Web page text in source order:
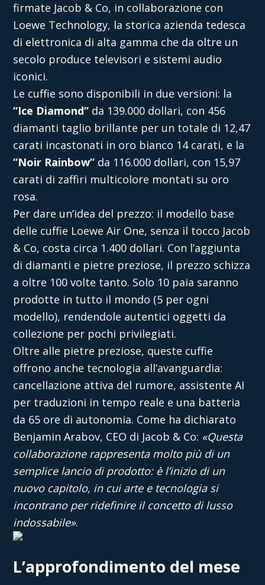
firmate Jacob & Co, in collaborazione con
Loewe Technology, la storica azienda tedesca
di elettronica di alta gamma che da oltre un
secolo produce televisori e sistemi audio
iconici.
Le cuffie sono disponibili in due versioni: la
“Ice Diamond” da 139.000 dollari, con 456
diamanti taglio brillante per un totale di 12,47
carati incastonati in oro bianco 14 carati, e la
“Noir Rainbow” da 116.000 dollari, con 15,97
carati di zaffiri multicolore montati su oro
rosa.
Per dare un’idea del prezzo: il modello base
delle cuffie Loewe Air One, senza il tocco Jacob
& Co, costa circa 1.400 dollari. Con l’aggiunta
di diamanti e pietre preziose, il prezzo schizza
a oltre 100 volte tanto. Solo 10 paia saranno
prodotte in tutto il mondo (5 per ogni
modello), rendendole autentici oggetti da
collezione per pochi privilegiati.
Oltre alle pietre preziose, queste cuffie
offrono anche tecnologia all’avanguardia:
cancellazione attiva del rumore, assistente AI
per traduzioni in tempo reale e una batteria
da 65 ore di autonomia. Come ha dichiarato
Benjamin Arabov, CEO di Jacob & Co: «Questa
collaborazione rappresenta molto più di un
semplice lancio di prodotto: è l’inizio di un
nuovo capitolo, in cui arte e tecnologia si
incontrano per ridefinire il concetto di lusso
indossabile».
L’approfondimento del mese